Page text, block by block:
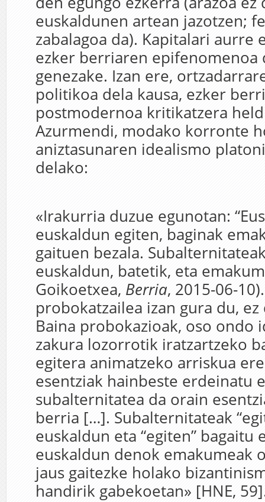
euskaldunen artean jazotzen;
zabalagoa da). Kapitalari aurre
ezker berriaren epifenomenoa
genezake. Izan ere,
politikoa dela kausa, ezker
postmodernoa kritikatzera
Azurmendi, modako korronte
aniztasunaren idealismo
delako:
«Irakurria duzue egunotan:
euskaldun egiten, baginak
gaituen bezala.
euskaldun, batetik, eta
Goikoetxea, Berria, 2015-06-
probokatzailea izan gura du,
Baina probokazioak, oso ondo
zakura lozorrotik iratzartzeko
egitera animatzeko arriskua
esentziak hainbeste erdeinatu
subalternitatea da orain
berria […]. Subalternitateak
euskaldun eta “egiten” bagaitu
euskaldun denok emakumeak
jaus gaitezke holako
handirik gabekoetan» [HNE,